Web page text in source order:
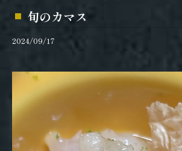
旬のカマス
2024/09/17